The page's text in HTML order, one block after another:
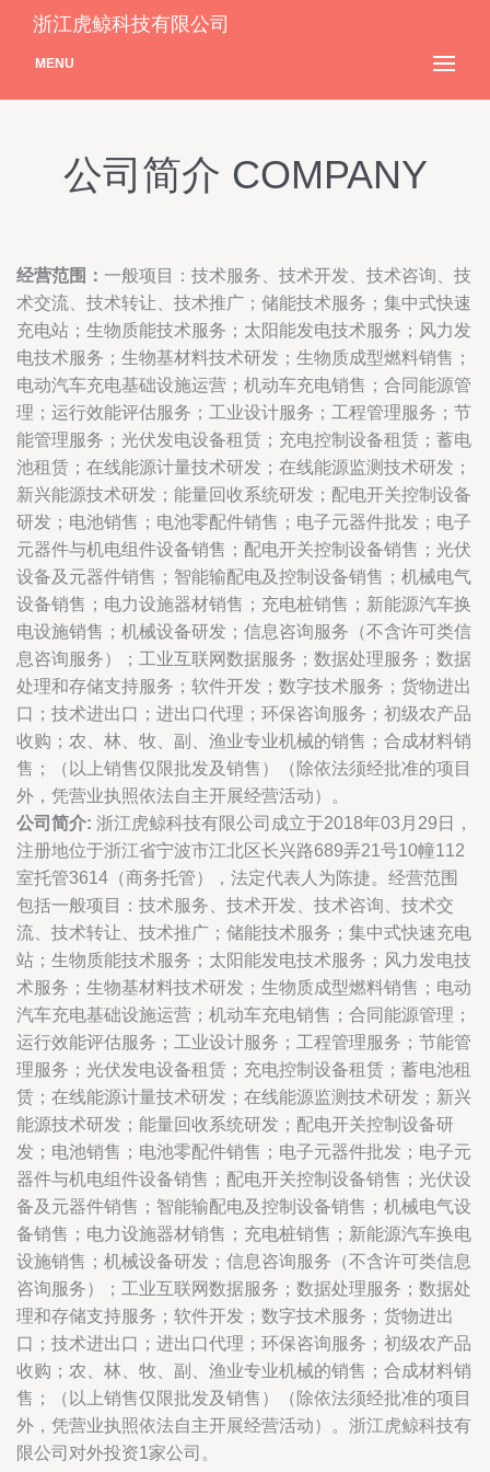
浙江虎鲸科技有限公司
MENU
公司简介 COMPANY
经营范围： 一般项目：技术服务、技术开发、技术咨询、技
术交流、技术转让、技术推广；储能技术服务；集中式快速
充电站；生物质能技术服务；太阳能发电技术服务；风力发
电技术服务；生物基材料技术研发；生物质成型燃料销售；
电动汽车充电基础设施运营；机动车充电销售；合同能源管
理；运行效能评估服务；工业设计服务；工程管理服务；节
能管理服务；光伏发电设备租赁；充电控制设备租赁；蓄电
池租赁；在线能源计量技术研发；在线能源监测技术研发；
新兴能源技术研发；能量回收系统研发；配电开关控制设备
研发；电池销售；电池零配件销售；电子元器件批发；电子
元器件与机电组件设备销售；配电开关控制设备销售；光伏
设备及元器件销售；智能输配电及控制设备销售；机械电气
设备销售；电力设施器材销售；充电桩销售；新能源汽车换
电设施销售；机械设备研发；信息咨询服务（不含许可类信
息咨询服务）；工业互联网数据服务；数据处理服务；数据
处理和存储支持服务；软件开发；数字技术服务；货物进出
口；技术进出口；进出口代理；环保咨询服务；初级农产品
收购；农、林、牧、副、渔业专业机械的销售；合成材料销
售；（以上销售仅限批发及销售）（除依法须经批准的项目
外，凭营业执照依法自主开展经营活动）。
公司简介: 浙江虎鲸科技有限公司成立于2018年03月29日，
注册地位于浙江省宁波市江北区长兴路689弄21号10幢112
室托管3614（商务托管），法定代表人为陈捷。经营范围
包括一般项目：技术服务、技术开发、技术咨询、技术交
流、技术转让、技术推广；储能技术服务；集中式快速充电
站；生物质能技术服务；太阳能发电技术服务；风力发电技
术服务；生物基材料技术研发；生物质成型燃料销售；电动
汽车充电基础设施运营；机动车充电销售；合同能源管理；
运行效能评估服务；工业设计服务；工程管理服务；节能管
理服务；光伏发电设备租赁；充电控制设备租赁；蓄电池租
赁；在线能源计量技术研发；在线能源监测技术研发；新兴
能源技术研发；能量回收系统研发；配电开关控制设备研
发；电池销售；电池零配件销售；电子元器件批发；电子元
器件与机电组件设备销售；配电开关控制设备销售；光伏设
备及元器件销售；智能输配电及控制设备销售；机械电气设
备销售；电力设施器材销售；充电桩销售；新能源汽车换电
设施销售；机械设备研发；信息咨询服务（不含许可类信息
咨询服务）；工业互联网数据服务；数据处理服务；数据处
理和存储支持服务；软件开发；数字技术服务；货物进出
口；技术进出口；进出口代理；环保咨询服务；初级农产品
收购；农、林、牧、副、渔业专业机械的销售；合成材料销
售；（以上销售仅限批发及销售）（除依法须经批准的项目
外，凭营业执照依法自主开展经营活动）。浙江虎鲸科技有
限公司对外投资1家公司。